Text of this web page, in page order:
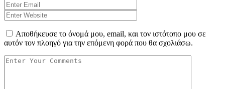
Αποθήκευσε το όνομά μου, email, και τον ιστότοπο μου σε
αυτόν τον πλοηγό για την επόμενη φορά που θα σχολιάσω.